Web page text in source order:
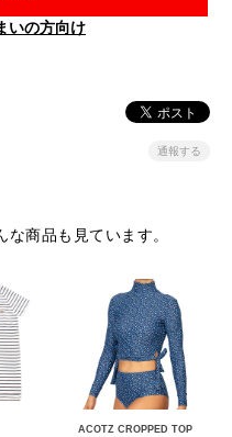
いの方向け
通報する
商品も見ています。
ACOTZ CROPPED TOP